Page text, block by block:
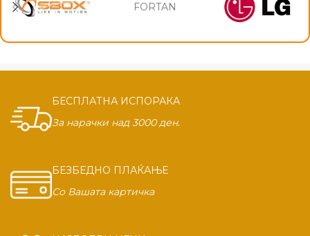
FORTAN
БЕСПЛАТНА ИСПОРАКА
За нарачки над 3000 ден.
БЕЗБЕДНО ПЛАЌАЊЕ
Со Вашата картичка